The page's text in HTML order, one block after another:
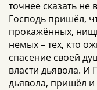
точнее сказать не
Господь пришёл,
прокажённых,
немых – тех, кто
спасение своей
власти дьявола. И
дьявола, пришёл и